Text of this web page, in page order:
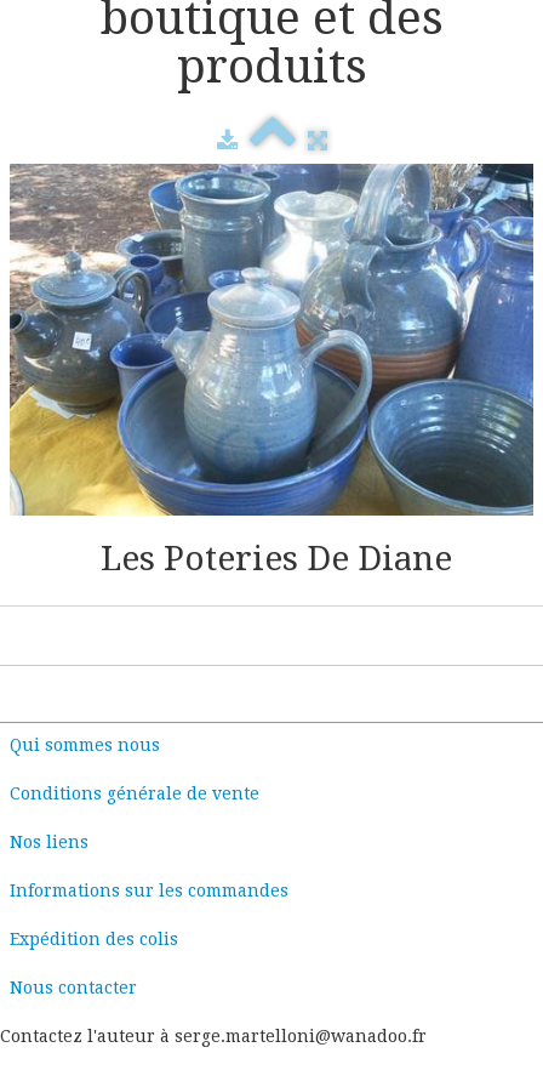
Stylos
Les poteries
Album photo
Tableau toile de jute
Les dessins
Peintures sur papier peint
boutique et des
produits
Les Poteries De Diane
Qui sommes nous
Conditions générale de vente
Nos liens
Informations sur les commandes
Expédition des colis
Nous contacter
Contactez l'auteur à serge.martelloni@wanadoo.fr